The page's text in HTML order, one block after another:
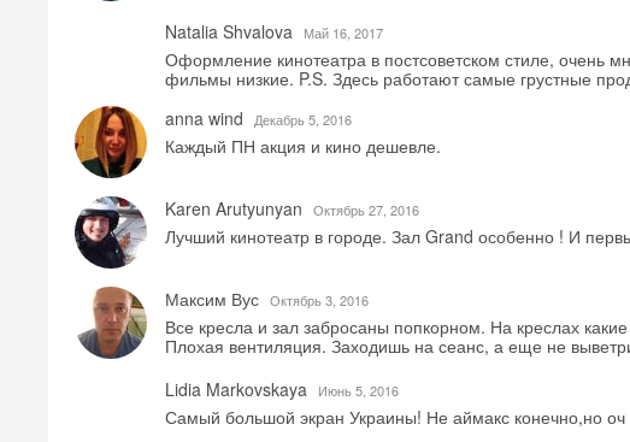
Natalia Shvalova Май 16, 2017
Оформление кинотеатра в постсоветском стиле, очень
фильмы низкие. P.S. Здесь работают самые грустные
anna wind
Декабрь 5, 2016
Каждый ПН акция и кино дешевле.
Karen Arutyunyan Октябрь 27, 2016
Лучший кинотеатр в городе. Зал Grand особенно ! И
Максим Вус Октябрь 3, 2016
Все кресла и зал забросаны попкорном. На креслах
Плохая вентиляция. Заходишь на сеанс, а еще не
Lidia Markovskaya
Июнь 5, 2016
Самый большой экран Украины! Не аймакс конечно,но оч